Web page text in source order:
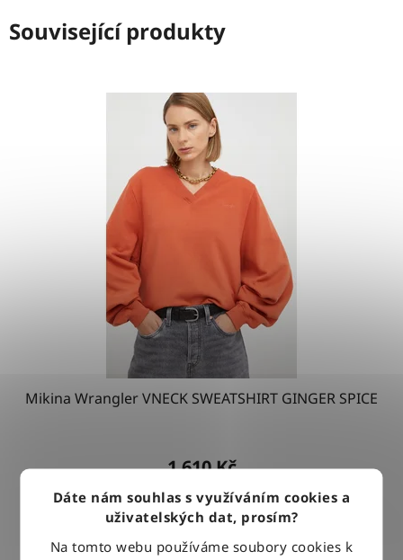
Dáte nám souhlas s využíváním cookies a
uživatelských dat, prosím?
Na tomto webu používáme soubory cookies k
Související produkty
Mikina Wrangler VNECK SWEATSHIRT GINGER SPICE
1 610 Kč
DETAIL